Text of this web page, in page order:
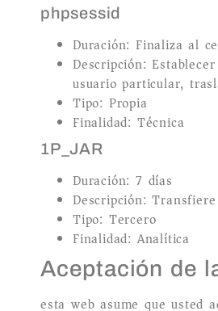
phpsessid
Duración: Finaliza al
Descripción:
usuario particular,
Tipo: Propia
Finalidad: Técnica
1P_JAR
Duración: 7 días
Descripción:
Tipo: Tercero
Finalidad: Analítica
Aceptación de
esta web asume que usted